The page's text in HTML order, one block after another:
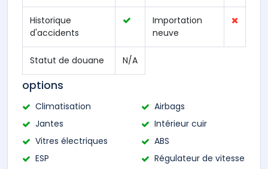
Historique
d'accidents
Importation
neuve
Statut de douane N/A
options
Climatisation
Airbags
Jantes
Intérieur cuir
Vitres électriques
ABS
ESP
Régulateur de vitesse